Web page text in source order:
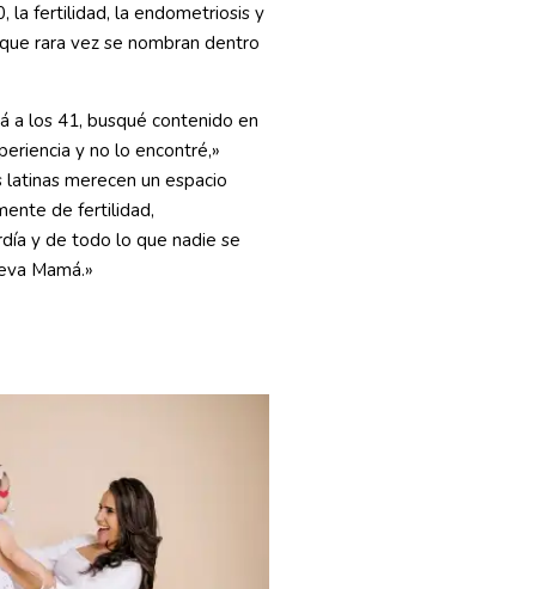
la fertilidad, la endometriosis y
rara vez se nombran dentro
a los 41, busqué contenido en
y no lo encontré,»
merecen un espacio
de fertilidad,
y de todo lo que nadie se
Mamá.»